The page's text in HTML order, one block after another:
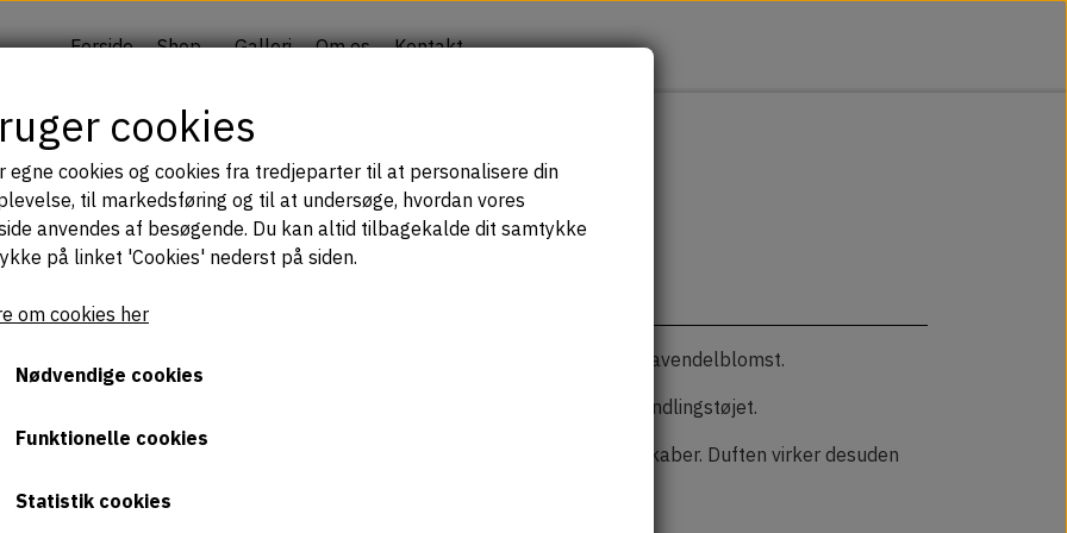
Forside Shop
Shirts Duftpuder
& beautyklude.
Galleri Om os Kontakt
BERRY Liberty duftpude
LIBERTY London signatur print i 100% bomuld med fyld af tørret blå lavendelblomst.
Lavendelpuden kan hænges på en bøjle- eller lægges sammen med yndlingstøjet.
Lavendel dufter aromatisk, friskt, rent, og har insektfordrivende egenskaber. Duften virker desuden
cookies
egne cookies og cookies fra tredjeparter til at personalisere din
til markedsføring og til at undersøge, hvordan vores
anvendes af besøgende. Du kan altid tilbagekalde dit samtykke
på linket 'Cookies' nederst på siden.
om cookies her
Nødvendige cookies
Funktionelle cookies
Statistik cookies